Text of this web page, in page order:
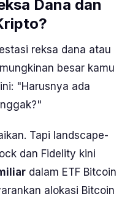
Dana dan
reksa dana atau
besar kamu
"Harusnya ada
Tapi landscape-
dan Fidelity kini
dalam ETF Bitcoin
alokasi Bitcoin